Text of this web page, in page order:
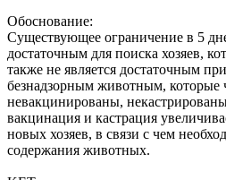
Обоснование:
Существующее ограничение в 5
достаточным для поиска хозяев,
также не является достаточным
безнадзорным животным, которые
невакцинированы,
вакцинация и кастрация
новых хозяев, в связи с чем
содержания животных.